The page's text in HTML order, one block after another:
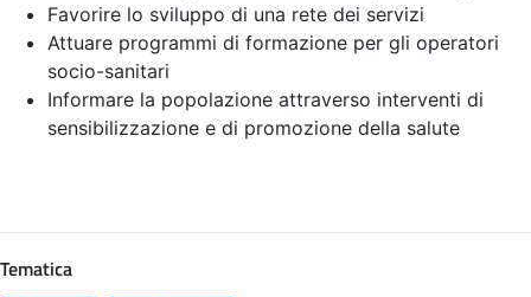
Favorire lo sviluppo di una rete dei servizi
Attuare programmi di formazione per gli operatori
socio-sanitari
Informare la popolazione attraverso interventi di
sensibilizzazione e di promozione della salute
Tematica